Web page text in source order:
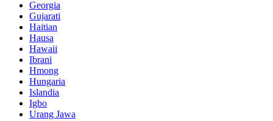
Georgia
Gujarati
Haitian
Hausa
Hawaii
Ibrani
Hmong
Hungaria
Islandia
Igbo
Urang Jawa